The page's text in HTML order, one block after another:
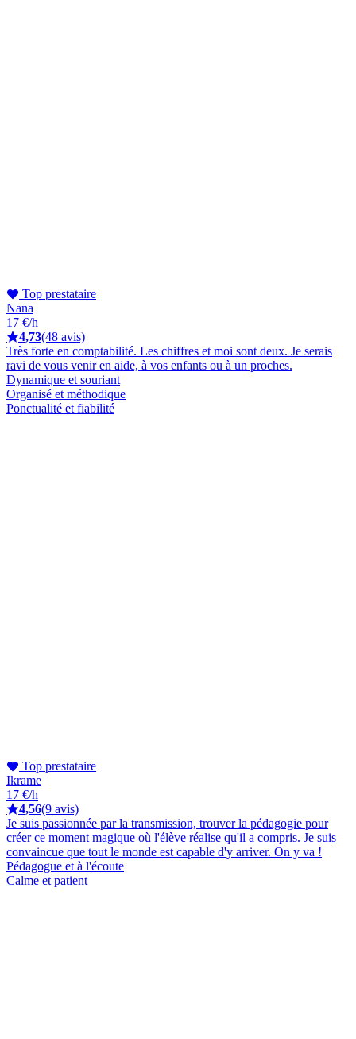
Top prestataire
Nana
17 €/h
4,73(48 avis)
Très forte en comptabilité. Les chiffres et moi sont deux. Je serais
ravi de vous venir en aide, à vos enfants ou à un proches.
Dynamique et souriant
Organisé et méthodique
Ponctualité et fiabilité
Top prestataire
Ikrame
17 €/h
4,56(9 avis)
Je suis passionnée par la transmission, trouver la pédagogie pour
créer ce moment magique où l'élève réalise qu'il a compris. Je suis
convaincue que tout le monde est capable d'y arriver. On y va !
Pédagogue et à l'écoute
Calme et patient